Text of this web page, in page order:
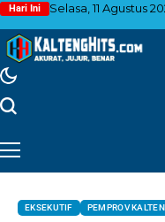
Hari Ini Selasa, 11 Agustus
EKSEKUTIF PEMPROV